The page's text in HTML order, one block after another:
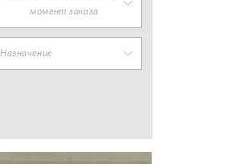
момент заказа
Назначение